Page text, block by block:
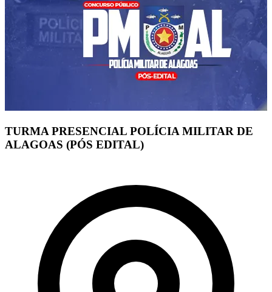
TURMA PRESENCIAL POLÍCIA MILITAR DE
ALAGOAS (PÓS EDITAL)